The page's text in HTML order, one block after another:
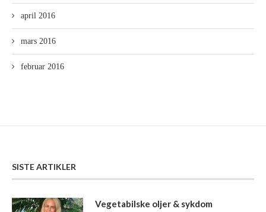
april 2016
mars 2016
februar 2016
SISTE ARTIKLER
Vegetabilske oljer & sykdom